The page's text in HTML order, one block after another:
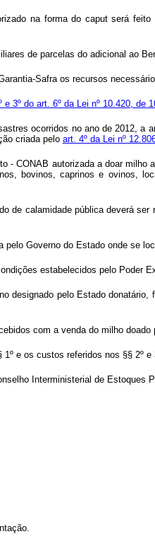
na forma do caputserá feito
de parcelas do adicional ao
Safra os recursos
e 3º do art. 6º da Lei nº 10.420, de
ocorridos no ano de 2012,
criada pelo art. 4º da Lei nº
- CONAB autorizada a doar
bovinos, caprinos e ovinos,
de calamidade pública deverá
pelo Governo do Estado onde se
estabelecidos pelo Poder
designado pelo Estado
com a venda do milho
e os custos referidos nos §§
Interministerial de Estoques